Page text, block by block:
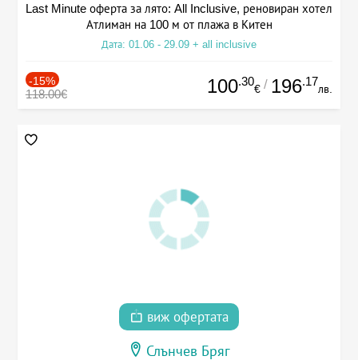
Last Minute оферта за лято: All Inclusive, реновиран хотел
Атлиман на 100 м от плажа в Китен
Дата: 01.06 - 29.09 + all inclusive
-15%
118.00€ 100.30
€ / 196.17
лв.
виж офертата
Слънчев Бряг